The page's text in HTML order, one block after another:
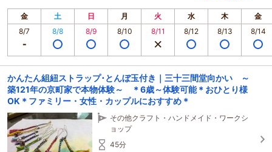
金 土 日 月 火 水 木
金
8/7
8/8 8/9 8/10 8/11 8/12 8/13 8/14
かんたん組紐ストラップ･とんぼ玉付き｜三十三間堂向かい ～
築121年の京町家で本物体験～ ＊6歳～体験可能＊おひとり様
OK＊ファミリー・女性・カップルにおすすめ＊
その他クラフト・ハンドメイド・ワークシ
ョップ
45分